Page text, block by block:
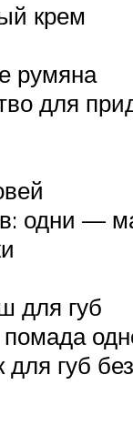
крем
румяна
для
одни —
для губ
губ